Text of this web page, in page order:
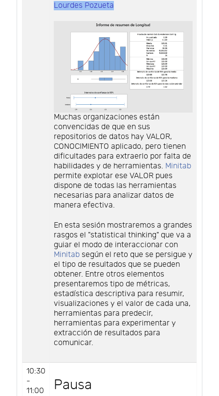
Lourdes Pozueta
Muchas organizaciones están
convencidas de que en sus
repositorios de datos hay VALOR,
CONOCIMIENTO aplicado, pero tienen
dificultades para extraerlo por falta de
habilidades y de herramientas. Minitab
permite explotar ese VALOR pues
dispone de todas las herramientas
necesarias para analizar datos de
manera efectiva.
En esta sesión mostraremos a grandes
rasgos el "statistical thinking" que va a
guiar el modo de interaccionar con
Minitab según el reto que se persigue y
el tipo de resultados que se pueden
obtener. Entre otros elementos
presentaremos tipo de métricas,
estadística descriptiva para resumir,
visualizaciones y el valor de cada una,
herramientas para predecir,
herramientas para experimentar y
extracción de resultados para
comunicar.
10:30
-
11:00
Pausa